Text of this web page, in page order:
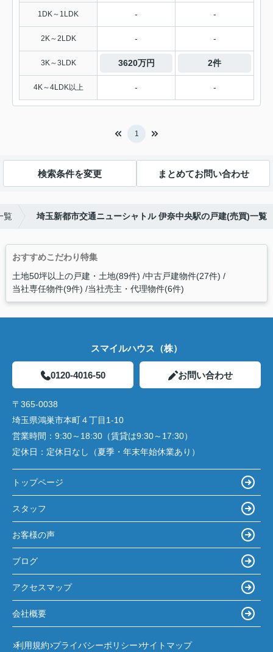
1DK～1LDK - -
2K～2LDK - -
3K～3LDK 3620万円 2件
4K～4LDK以上 - -
1
検索条件を変更 まとめてお問い合わせ
覧 埼玉新都市交通ニューシャトル 伊奈中央駅の戸建(売買)一覧
おすすめこだわり特集
土地50坪以上の戸建・土地(89件) 中古戸建物件(27件)
当社専任物件(9件) 当社売主・代理物件(6件)
スマイルハウス（株）
0120-4016-50 お問い合わせ
〒365-0038
埼玉県鴻巣市本町４丁目1-10
営業時間： 9:30～18:30（賃貸は9:30～17:30）
定休日： 定休日なし（夏季・年末年始休業あり）
トップページ
スタッフ
お客様の声
ブログ
アクセスマップ
会社概要
利用規約 プライバシーポリシー サイトマップ